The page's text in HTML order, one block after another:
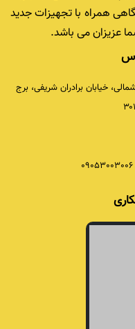
همراه با تجهیزات جدید
عزیزان می باشد.
خیابان برادران شریفی، برج
09053003006